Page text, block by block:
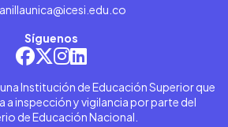
Síguenos
una Institución de Educación Superior que
a inspección y vigilancia por parte del
de Educación Nacional.